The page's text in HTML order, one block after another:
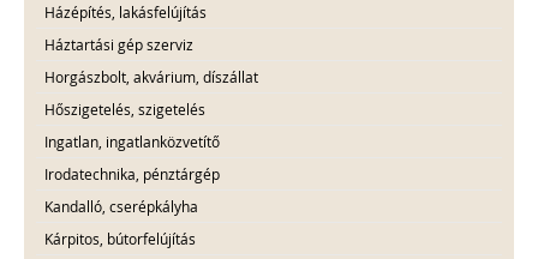
Házépítés, lakásfelújítás
Háztartási gép szerviz
Horgászbolt, akvárium, díszállat
Hőszigetelés, szigetelés
Ingatlan, ingatlanközvetítő
Irodatechnika, pénztárgép
Kandalló, cserépkályha
Kárpitos, bútorfelújítás